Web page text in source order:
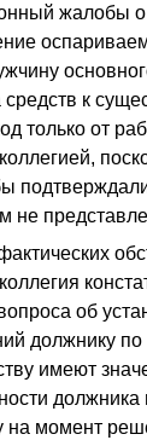
жалобы о
средств к
только от
не
об
должнику
имеют
должника
на момент